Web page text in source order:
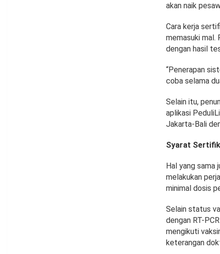
akan naik
Cara kerja
memasuki mal.
dengan hasil
“Penerapan
coba selama
Selain itu,
aplikasi
Jakarta-Bali
Syarat
Hal yang sama
melakukan
minimal dosis
Selain status
dengan RT-
mengikuti
keterangan